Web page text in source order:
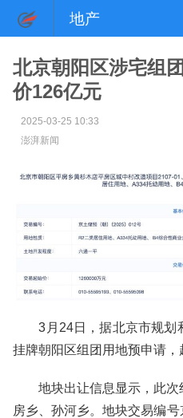
地产
北京朝阳区涉宅组
价126亿元
2025-03-25 10:33
澎湃新闻
3月24日，据北京市规划
挂牌朝阳区组团用地预申请，
地块出让信息显示，此次
房乡、孙河乡。地块交易编